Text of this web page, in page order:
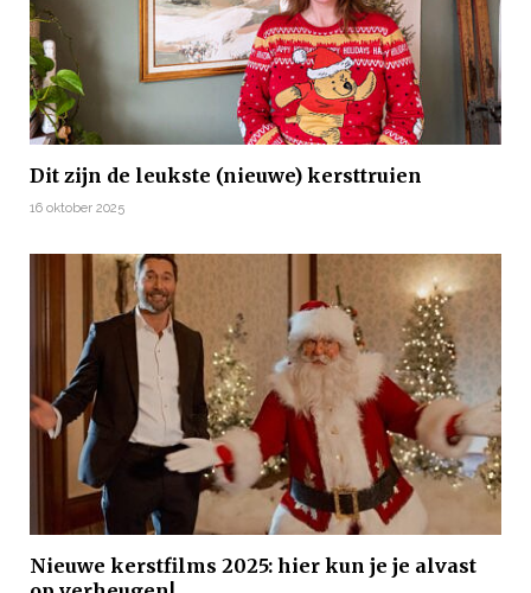
Dit zijn de leukste (nieuwe) kersttruien
16 oktober 2025
Nieuwe kerstfilms 2025: hier kun je je alvast